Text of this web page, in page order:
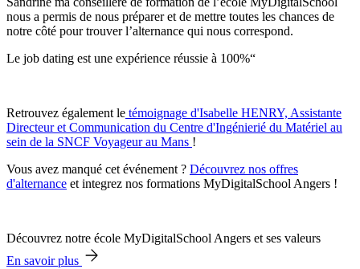
nous a permis de nous préparer et de mettre toutes les chances de
notre côté pour trouver l’alternance qui nous correspond.
Le job dating est une expérience réussie à 100%“
Retrouvez également le témoignage d'Isabelle HENRY, Assistante
Directeur et Communication du Centre d'Ingénierié du Matériel au
sein de la SNCF Voyageur au Mans !
Vous avez manqué cet événement ? Découvrez nos offres
d'alternance et integrez nos formations MyDigitalSchool Angers !
Découvrez notre école MyDigitalSchool Angers et ses valeurs
En savoir plus